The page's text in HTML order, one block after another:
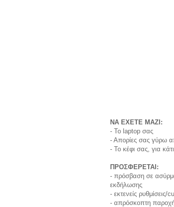
ΝΑ ΕΧΕΤΕ ΜΑΖΙ:
- Το laptop σας
- Απορίες σας γύρω
- Το κέφι σας, για
ΠΡΟΣΦΕΡΕΤΑΙ:
- πρόσβαση σε
εκδήλωσης
- εκτενείς
- απρόσκοπτη παροχή